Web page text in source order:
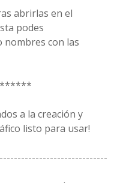
abrirlas en el
podes
nombres con las
a la creación y
listo para usar!